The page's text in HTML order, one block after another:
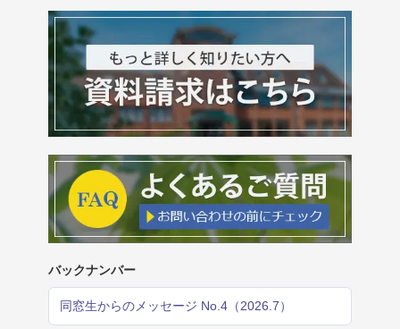
バックナンバー
同窓生からのメッセージ No.4（2026.7）